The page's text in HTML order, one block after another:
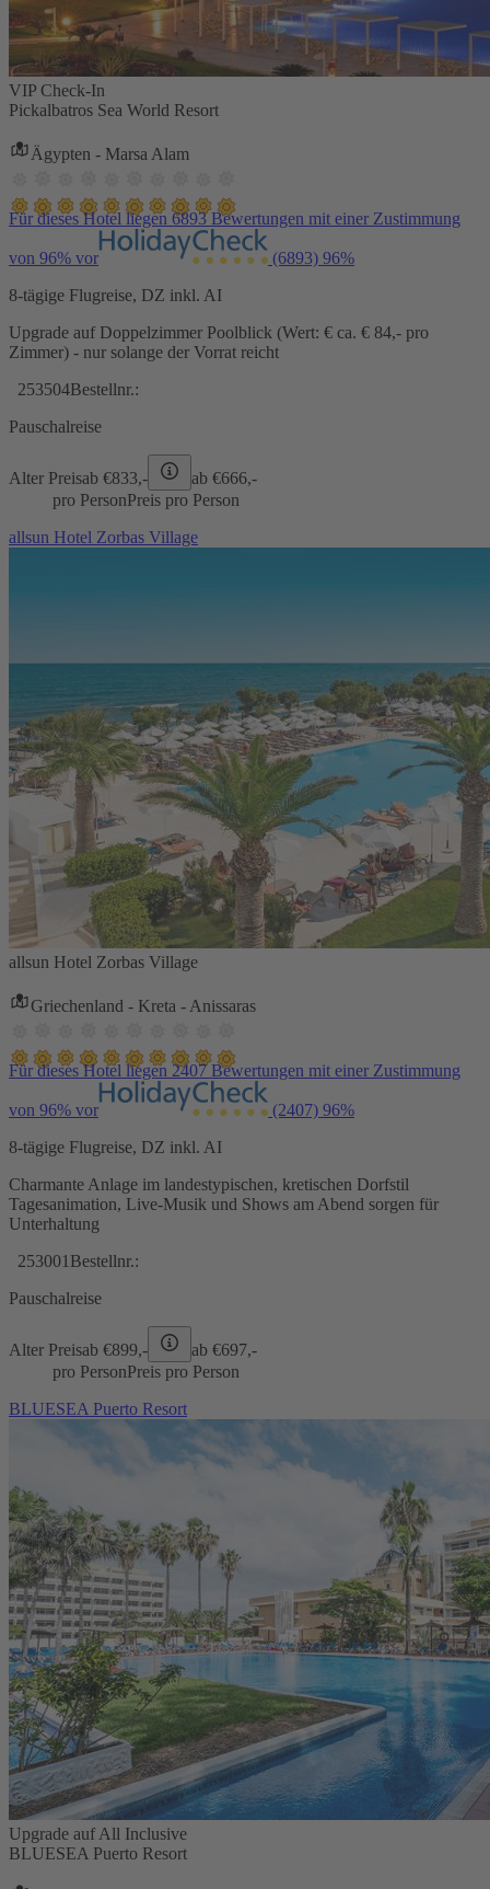
VIP Check-In
Pickalbatros Sea World Resort
Ägypten - Marsa Alam
Für dieses Hotel liegen 6893 Bewertungen mit einer Zustimmung
von 96% vor (6893) 96%
8-tägige Flugreise, DZ inkl. AI
Upgrade auf Doppelzimmer Poolblick (Wert: € ca. € 84,- pro
Zimmer) - nur solange der Vorrat reicht
253504Bestellnr.:
Pauschalreise
Alter Preisab €833,- ab €666,-
pro PersonPreis pro Person
allsun Hotel Zorbas Village
allsun Hotel Zorbas Village
Griechenland - Kreta - Anissaras
Für dieses Hotel liegen 2407 Bewertungen mit einer Zustimmung
von 96% vor (2407) 96%
8-tägige Flugreise, DZ inkl. AI
Charmante Anlage im landestypischen, kretischen Dorfstil
Tagesanimation, Live-Musik und Shows am Abend sorgen für
Unterhaltung
253001 Bestellnr.:
Pauschalreise
Alter Preisab €899,- ab €697,-
pro PersonPreis pro Person
BLUESEA Puerto Resort
Upgrade auf All Inclusive
BLUESEA Puerto Resort